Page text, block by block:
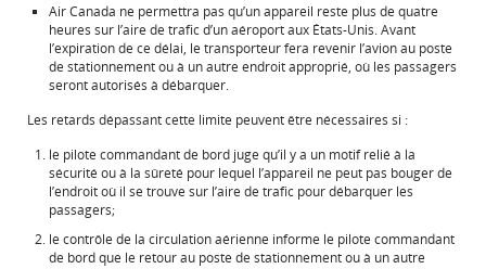
en
matière
d’accessibilité
ou
linguistiques.
en
matière
d’accessibilité
ou
linguistiques.
directives
en
matière
d’accessibilité
ou
préférences
Air Canada ne permettra pas qu’un appareil reste plus de quatre
heures sur l’aire de trafic d’un aéroport aux États-Unis. Avant
l’expiration de ce délai, le transporteur fera revenir l’avion au poste
de stationnement ou à un autre endroit approprié, où les passagers
seront autorisés à débarquer.
Les retards dépassant cette limite peuvent être nécessaires si :
le pilote commandant de bord juge qu’il y a un motif relié à la
sécurité ou à la sûreté pour lequel l’appareil ne peut pas bouger de
l’endroit où il se trouve sur l’aire de trafic pour débarquer les
passagers;
le contrôle de la circulation aérienne informe le pilote commandant
de bord que le retour au poste de stationnement ou à un autre